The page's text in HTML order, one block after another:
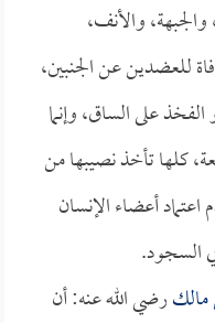
والأنف،
للعضدين عن الجنبين،
على الساق، وإنما
كلها تأخذ نصيبها من
أعضاء الإنسان
السجود.
رضي الله عنه: أن